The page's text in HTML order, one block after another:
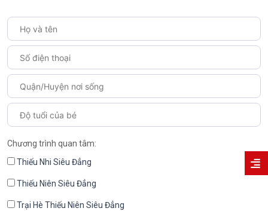
Chương trình quan tâm:
Thiếu Nhi Siêu Đẳng
Thiếu Niên Siêu Đẳng
Trại Hè Thiếu Niên Siêu Đẳng